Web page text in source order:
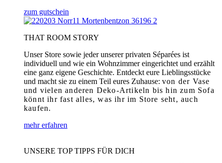
zum gutschein
THAT ROOM STORY
Unser Store sowie jeder unserer privaten Séparées ist
individuell und wie ein Wohnzimmer eingerichtet und erzählt
eine ganz eigene Geschichte. Entdeckt eure Lieblingsstücke
und macht sie zu einem Teil eures Zuhause: von der Vase
und vielen anderen Deko-Artikeln bis hin zum Sofa
könnt ihr fast alles, was ihr im Store seht, auch
kaufen.
mehr erfahren
UNSERE TOP TIPPS FÜR DICH